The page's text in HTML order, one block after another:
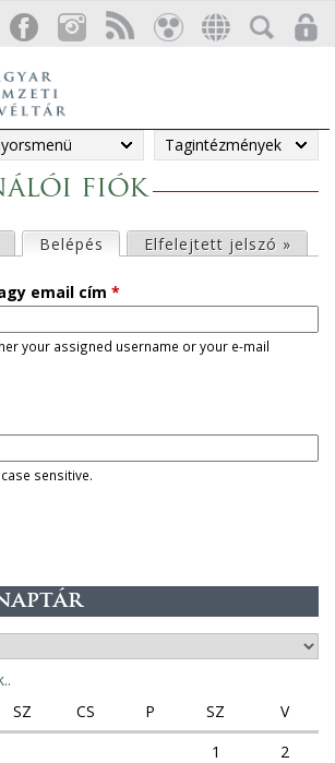
Tagintézmények
fiók
Belépés (aktív fül)Elfelejtett jelszó »
email cím *
your assigned username or your e-mail
sensitive.
SZ CS P SZ
V
1
2